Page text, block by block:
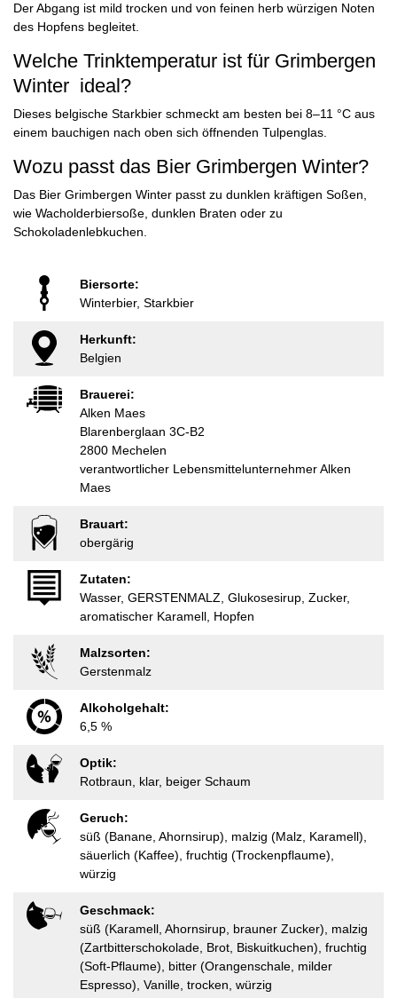
Der Abgang ist mild trocken und von feinen herb würzigen Noten
des Hopfens begleitet.
Welche Trinktemperatur ist für Grimbergen
Winter ideal?
Dieses belgische Starkbier schmeckt am besten bei 8–11 °C aus
einem bauchigen nach oben sich öffnenden Tulpenglas.
Wozu passt das Bier Grimbergen Winter?
Das Bier Grimbergen Winter passt zu dunklen kräftigen Soßen,
wie Wacholderbiersoße, dunklen Braten oder zu
Schokoladenlebkuchen.
Biersorte:
Winterbier, Starkbier
Herkunft:
Belgien
Brauerei:
Alken Maes
Blarenberglaan 3C-B2
2800 Mechelen
verantwortlicher Lebensmittelunternehmer Alken
Maes
Brauart:
obergärig
Zutaten:
Wasser, GERSTENMALZ, Glukosesirup, Zucker,
aromatischer Karamell, Hopfen
Malzsorten:
Gerstenmalz
Alkoholgehalt:
6,5 %
Optik:
Rotbraun, klar, beiger Schaum
Geruch:
süß (Banane, Ahornsirup), malzig (Malz, Karamell),
säuerlich (Kaffee), fruchtig (Trockenpflaume),
würzig
Geschmack:
süß (Karamell, Ahornsirup, brauner Zucker), malzig
(Zartbitterschokolade, Brot, Biskuitkuchen), fruchtig
(Soft-Pflaume), bitter (Orangenschale, milder
Espresso), Vanille, trocken, würzig